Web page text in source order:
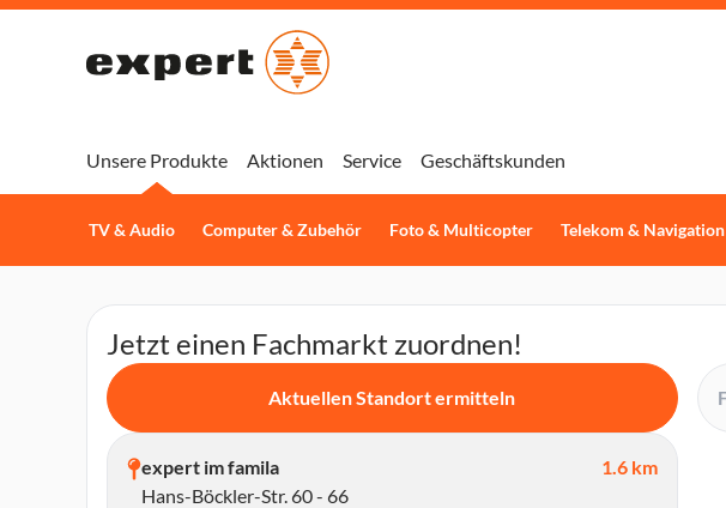
Unsere Produkte
TV & Audio Computer & Zubehör Foto & Multicopter Telekom & Navigation
Aktionen Service Geschäftskunden
Jetzt einen Fachmarkt zuordnen!
Aktuellen Standort ermitteln
expert im famila
1.6 km
Hans-Böckler-Str. 60 - 66